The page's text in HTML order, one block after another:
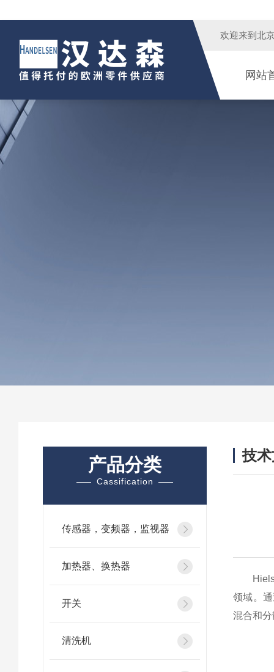
欢迎来到 北
网站
产品分类
Cassification
传感器，变频器，监视器
加热器、换热器
开关
清洗机
技
领域。
混合和